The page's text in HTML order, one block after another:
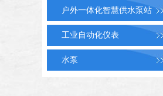
户外一体化智慧供水泵站
工业自动化仪表
水泵